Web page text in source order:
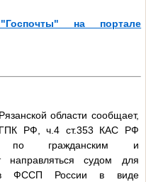
на портале
области сообщает,
ГПК РФ, ч.4 ст.353 КАС РФ
по гражданским и
направляться судом для
в ФССП России в виде